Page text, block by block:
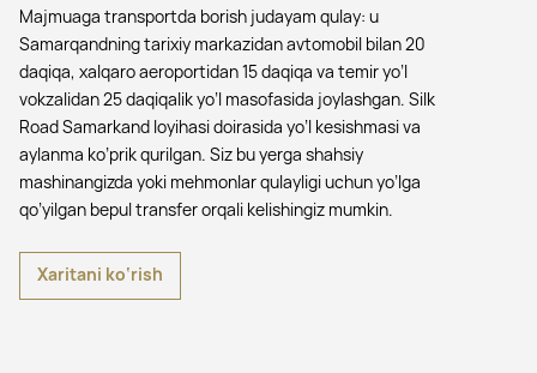
Majmuaga transportda borish judayam qulay: u
Samarqandning tarixiy markazidan avtomobil bilan 20
daqiqa, xalqaro aeroportidan 15 daqiqa va temir yo’l
vokzalidan 25 daqiqalik yo’l masofasida joylashgan. Silk
Road Samarkand loyihasi doirasida yo’l kesishmasi va
aylanma ko’prik qurilgan. Siz bu yerga shahsiy
mashinangizda yoki mehmonlar qulayligi uchun yo’lga
qo’yilgan bepul transfer orqali kelishingiz mumkin.
Xaritani ko‘rish